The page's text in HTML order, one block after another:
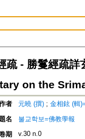
疏 - 勝鬘經疏
on the
者 元曉 (撰) ; 金相鉉 (輯
名
불교학보=佛教學報
期
v.30 n.0